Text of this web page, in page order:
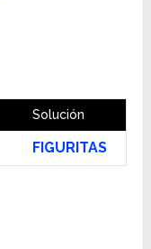
Solución
FIGURITAS